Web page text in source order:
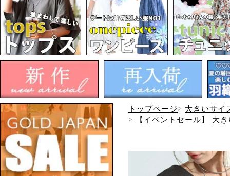
トップページ
大きいサイ
【イベントセール】 大